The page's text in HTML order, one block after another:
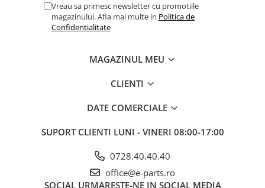
Vreau sa primesc newsletter cu promotiile
magazinului. Afla mai multe in Politica de
Confidentialitate
MAGAZINUL MEU
CLIENTI
DATE COMERCIALE
SUPORT CLIENTI LUNI - VINERI 08:00-17:00
0728.40.40.40
office@e-parts.ro
SOCIAL URMARESTE-NE IN SOCIAL MEDIA